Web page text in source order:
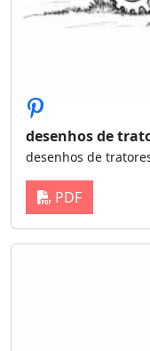
desenhos de
desenhos de
PDF